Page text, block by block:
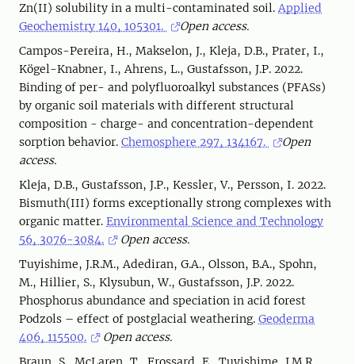
Zn(II) solubility in a multi-contaminated soil. Applied
Geochemistry 140, 105301.
Open access.
Campos-Pereira, H., Makselon, J., Kleja, D.B., Prater, I.,
Kögel-Knabner, I., Ahrens, L., Gustafsson, J.P. 2022.
Binding of per- and polyfluoroalkyl substances (PFASs)
by organic soil materials with different structural
composition - charge- and concentration-dependent
sorption behavior. Chemosphere 297, 134167.
Open
access.
Kleja, D.B., Gustafsson, J.P., Kessler, V., Persson, I. 2022.
Bismuth(III) forms exceptionally strong complexes with
organic matter. Environmental Science and Technology
56, 3076-3084.
Open access.
Tuyishime, J.R.M., Adediran, G.A., Olsson, B.A., Spohn,
M., Hillier, S., Klysubun, W., Gustafsson, J.P. 2022.
Phosphorus abundance and speciation in acid forest
Podzols – effect of postglacial weathering. Geoderma
406, 115500.
Open access.